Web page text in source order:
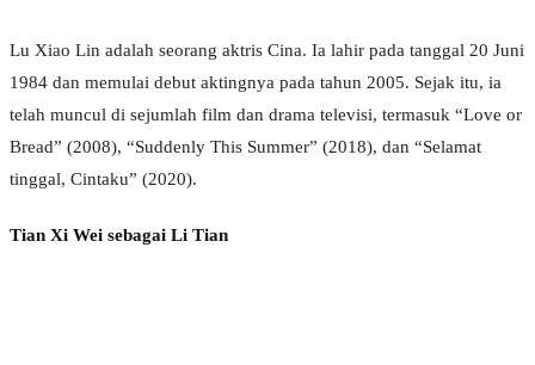
Lu Xiao Lin adalah seorang aktris Cina. Ia lahir pada tanggal 20 Juni
1984 dan memulai debut aktingnya pada tahun 2005. Sejak itu, ia
telah muncul di sejumlah film dan drama televisi, termasuk “Love or
Bread” (2008), “Suddenly This Summer” (2018), dan “Selamat
tinggal, Cintaku” (2020).
Tian Xi Wei sebagai Li Tian